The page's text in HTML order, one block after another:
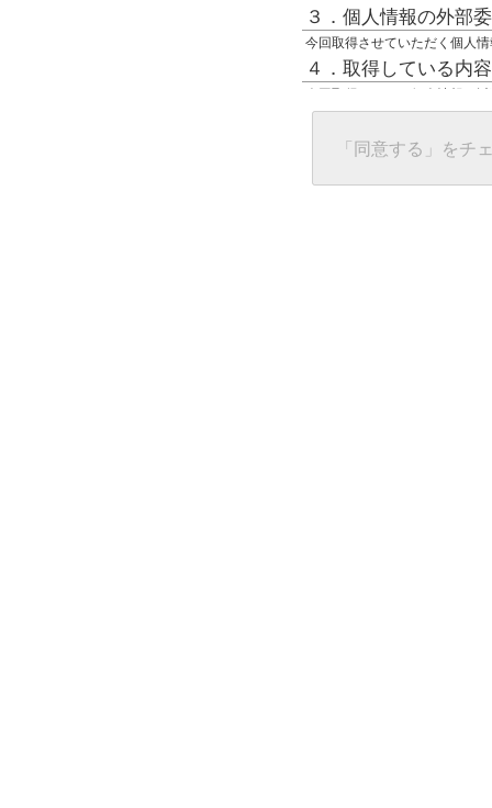
３．個人情報の外部
今回取得させていただく個人
４．取得している内
今回取得している個人情報は
任意の名前
グローバルIPアドレス
接続ホスト情報
５．個人情報に関す
「同意する」をチ